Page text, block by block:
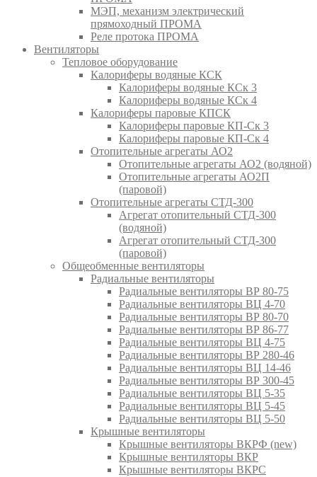
МЭП, механизм электрический
прямоходный ПРОМА
Реле протока ПРОМА
Вентиляторы
Тепловое оборудование
Калориферы водяные КСК
Калориферы водяные КСк 3
Калориферы водяные КСк 4
Калориферы паровые КПСК
Калориферы паровые КП-Ск 3
Калориферы паровые КП-Ск 4
Отопительные агрегаты АО2
Отопительные агрегаты АО2 (водяной)
Отопительные агрегаты АО2П
(паровой)
Отопительные агрегаты СТД-300
Агрегат отопительный СТД-300
(водяной)
Агрегат отопительный СТД-300
(паровой)
Общеобменные вентиляторы
Радиальные вентиляторы
Радиальные вентиляторы ВР 80-75
Радиальные вентиляторы ВЦ 4-70
Радиальные вентиляторы ВР 80-70
Радиальные вентиляторы ВР 86-77
Радиальные вентиляторы ВЦ 4-75
Радиальные вентиляторы ВР 280-46
Радиальные вентиляторы ВЦ 14-46
Радиальные вентиляторы ВР 300-45
Радиальные вентиляторы ВЦ 5-35
Радиальные вентиляторы ВЦ 5-45
Радиальные вентиляторы ВЦ 5-50
Крышные вентиляторы
Крышные вентиляторы ВКРФ (new)
Крышные вентиляторы ВКР
Крышные вентиляторы ВКРС